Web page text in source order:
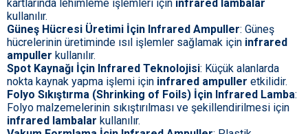
kartlarında lehimleme işlemleri için infrared lambalar
kullanılır.
Güneş Hücresi Üretimi İçin Infrared Ampuller: Güneş
hücrelerinin üretiminde ısıl işlemler sağlamak için infrared
ampuller kullanılır.
Spot Kaynağı İçin Infrared Teknolojisi: Küçük alanlarda
nokta kaynak yapma işlemi için infrared ampuller etkilidir.
Folyo Sıkıştırma (Shrinking of Foils) İçin Infrared Lamba:
Folyo malzemelerinin sıkıştırılması ve şekillendirilmesi için
infrared lambalar kullanılır.